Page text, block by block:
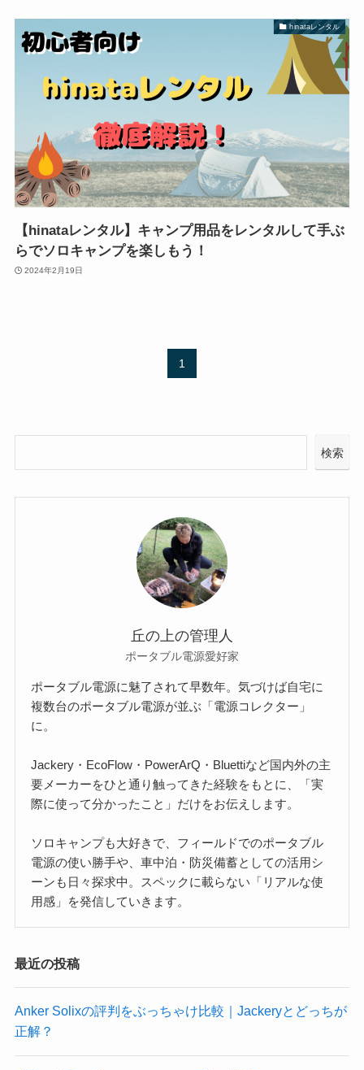
hinataレンタル
【hinataレンタル】キャンプ用品をレンタルして手ぶ
らでソロキャンプを楽しもう！
2024年2月19日
1
検索
丘の上の管理人
ポータブル電源愛好家
ポータブル電源に魅了されて早数年。気づけば自宅に
複数台のポータブル電源が並ぶ「電源コレクター」
に。
Jackery・EcoFlow・PowerArQ・Bluettiなど国内外の主
要メーカーをひと通り触ってきた経験をもとに、「実
際に使って分かったこと」だけをお伝えします。
ソロキャンプも大好きで、フィールドでのポータブル
電源の使い勝手や、車中泊・防災備蓄としての活用シ
ーンも日々探求中。スペックに載らない「リアルな使
用感」を発信していきます。
最近の投稿
Anker Solixの評判をぶっちゃけ比較｜Jackeryとどっちが
正解？